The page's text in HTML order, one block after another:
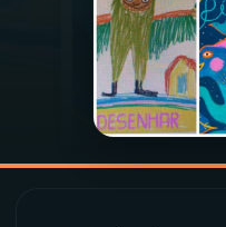
PROGRAMAS
PODCASTS